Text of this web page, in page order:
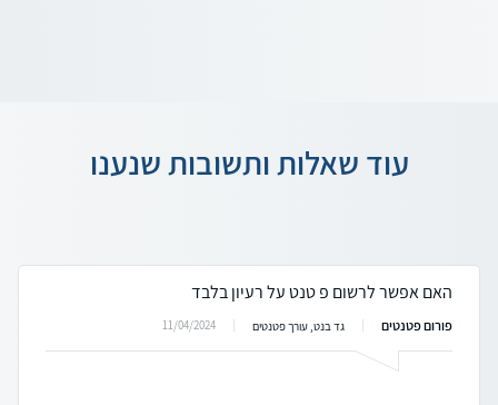
עוד שאלות ותשובות שנענו
האם אפשר לרשום פ טנט על רעיון בלבד
פורום פטנטים גד בנט, עורך פטנטים 11/04/2024